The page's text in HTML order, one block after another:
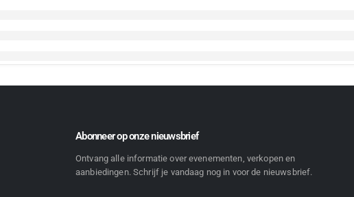
Abonneer op onze nieuwsbrief
Ontvang alle informatie over evenementen, verkopen en
aanbiedingen. Schrijf je vandaag nog in voor de nieuwsbrief.